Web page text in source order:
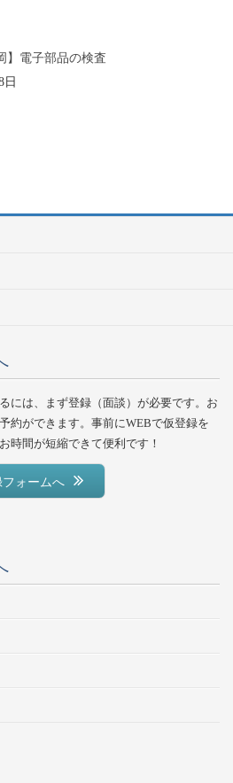
】電子部品の検査
日
には、まず登録（面談）が必要です。お
約ができます。事前にWEBで仮登録を
時間が短縮できて便利です！
ォームへ